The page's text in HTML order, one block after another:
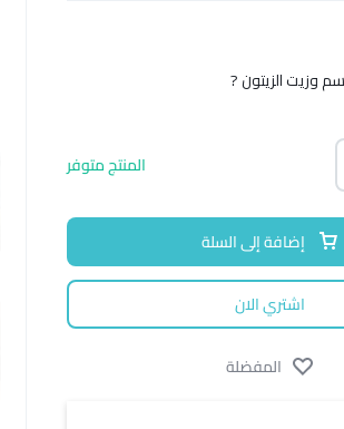
وزيت الزيتون ?
المنتج متوفر
إضافة إلى السلة
اشتري الان
المفضلة